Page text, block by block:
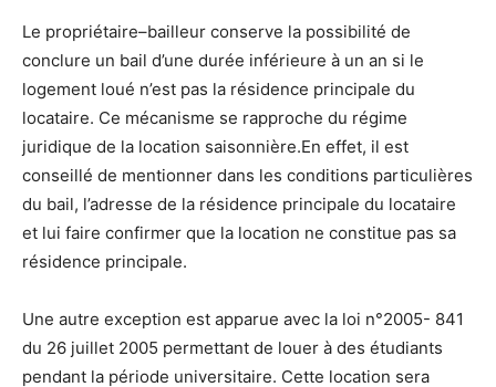
Le propriétaire–bailleur conserve la possibilité de
conclure un bail d’une durée inférieure à un an si le
logement loué n’est pas la résidence principale du
locataire. Ce mécanisme se rapproche du régime
juridique de la location saisonnière.En effet, il est
conseillé de mentionner dans les conditions particulières
du bail, l’adresse de la résidence principale du locataire
et lui faire confirmer que la location ne constitue pas sa
résidence principale.
Une autre exception est apparue avec la loi n°2005- 841
du 26 juillet 2005 permettant de louer à des étudiants
pendant la période universitaire. Cette location sera